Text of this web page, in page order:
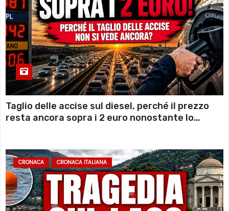
Taglio delle accise sul diesel, perché il prezzo
resta ancora sopra i 2 euro nonostante lo
CRONACA CRONACA ITALIANA